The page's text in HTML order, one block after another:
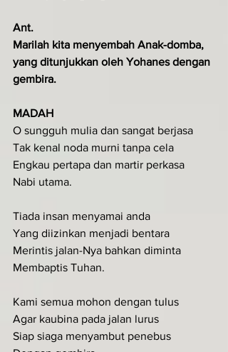
Ant.
Marilah kita menyembah Anak-domba,
yang ditunjukkan oleh Yohanes dengan
gembira.
MADAH
O sungguh mulia dan sangat berjasa
Tak kenal noda murni tanpa cela
Engkau pertapa dan martir perkasa
Nabi utama.
Tiada insan menyamai anda
Yang diizinkan menjadi bentara
Merintis jalan-Nya bahkan diminta
Membaptis Tuhan.
Kami semua mohon dengan tulus
Agar kaubina pada jalan lurus
Siap siaga menyambut penebus